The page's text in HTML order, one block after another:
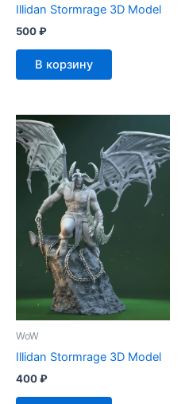
Illidan Stormrage 3D Model
500₽
В корзину
WoW
Illidan Stormrage 3D Model
400₽